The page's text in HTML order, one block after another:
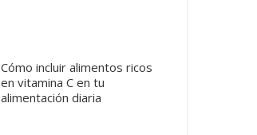
Cómo incluir alimentos ricos
en vitamina C en tu
alimentación diaria